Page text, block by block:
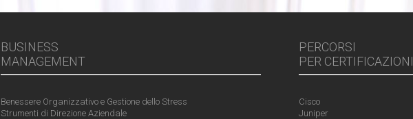
BUSINESS
MANAGEMENT
Benessere Organizzativo e Gestione dello Stress
Strumenti di Direzione Aziendale
PERCORSI
PER CERTIFICAZIONI
Cisco
Juniper